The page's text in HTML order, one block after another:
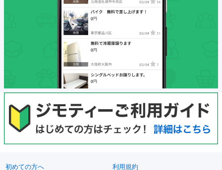
初めての方へ 利用規約